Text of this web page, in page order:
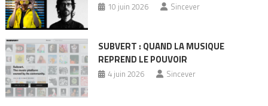
10 juin 2026 Sincever
SUBVERT : QUAND LA MUSIQUE
REPREND LE POUVOIR
4 juin 2026 Sincever